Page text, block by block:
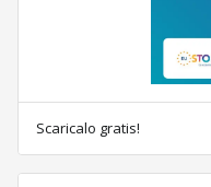
Scaricalo gratis!